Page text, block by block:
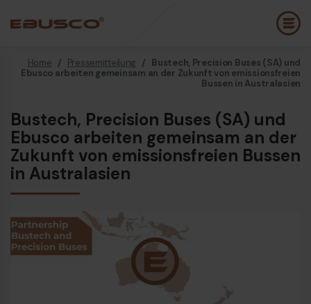
Back (Über uns)
Unternehmensprofil
Vision und Werte
Nachhaltigkeit
Firmengeschichte
Auszeichnungen und Zertifizierungen
Team
Home / Pressemitteilung / Bustech, Precision Buses (SA) und
Ebusco arbeiten gemeinsam an der Zukunft von emissionsfreien
Bussen in Australasien
Bustech, Precision Buses (SA) und
Ebusco arbeiten gemeinsam an der
Zukunft von emissionsfreien Bussen
in Australasien